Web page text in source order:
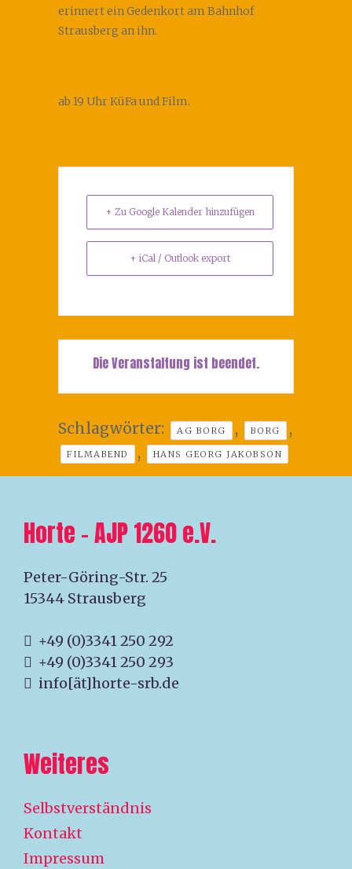
erinnert ein Gedenkort am Bahnhof
Strausberg an ihn.
ab 19 Uhr KüFa und Film.
+ Zu Google Kalender hinzufügen
+ iCal / Outlook export
Die Veranstaltung ist beendet.
Schlagwörter: AG BORG , BORG ,
FILMABEND , HANS GEORG JAKOBSON
Horte – AJP 1260 e.V.
Peter-Göring-Str. 25
15344 Strausberg
+49 (0)3341 250 292
+49 (0)3341 250 293
info[ät]horte-srb.de
Weiteres
Selbstverständnis
Kontakt
Impressum